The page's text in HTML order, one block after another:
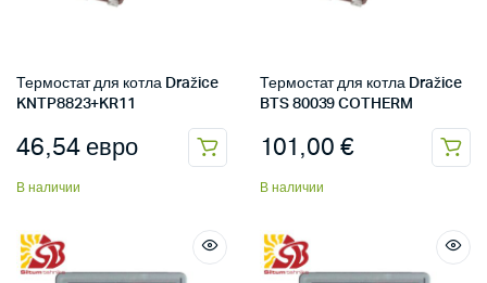
Термостат для котла Dražice
KNTP8823+KR11
46,54 евро
В наличии
Термостат для котла Dražice
BTS 80039 COTHERM
101,00 €
В наличии